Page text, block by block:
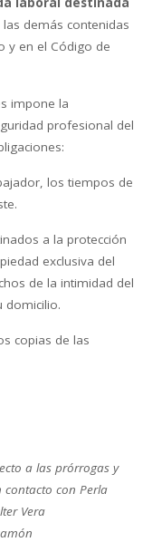
demás contenidas
y en el Código de
impone la
profesional del
los tiempos de
a la protección
exclusiva del
de la intimidad del
domicilio.
copias de las
a las prórrogas y
con Perla
Vera